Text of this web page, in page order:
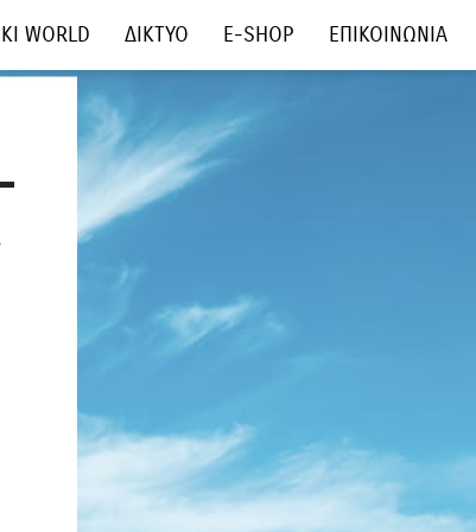
WORLD ΔΙΚΤΥΟ E-SHOP ΕΠΙΚΟΙΝΩΝΙΑ